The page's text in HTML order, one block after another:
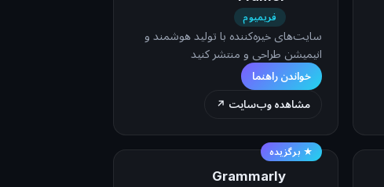
فریمیوم
سایت‌های خیره‌کننده با تولید هوشمند و
انیمیشن طراحی و منتشر کنید
خواندن راهنما
مشاهده وب‌سایت ↗
★ برگزیده
Grammarly